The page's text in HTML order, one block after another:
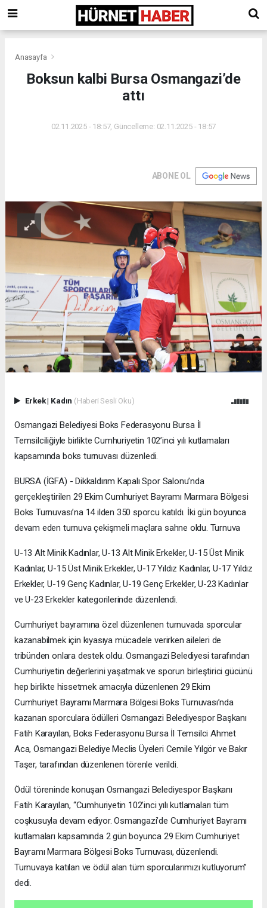
Anasayfa
Boksun kalbi Bursa Osmangazi’de
attı
02.11.2025 - 18:57, Güncelleme: 02.11.2025 - 18:57
ABONE OL
Erkek| Kadın (Haberi Sesli Oku)
Osmangazi Belediyesi Boks Federasyonu Bursa İl
Temsilciliğiyle birlikte Cumhuriyetin 102’inci yılı kutlamaları
kapsamında boks turnuvası düzenledi.
BURSA (İGFA) - Dikkaldırım Kapalı Spor Salonu’nda
gerçekleştirilen 29 Ekim Cumhuriyet Bayramı Marmara Bölgesi
Boks Turnuvası’na 14 ilden 350 sporcu katıldı. İki gün boyunca
devam eden turnuva çekişmeli maçlara sahne oldu. Turnuva
U-13 Alt Minik Kadınlar, U-13 Alt Minik Erkekler, U-15 Üst Minik
Kadınlar, U-15 Üst Minik Erkekler, U-17 Yıldız Kadınlar, U-17 Yıldız
Erkekler, U-19 Genç Kadınlar, U-19 Genç Erkekler, U-23 Kadınlar
ve U-23 Erkekler kategorilerinde düzenlendi.
Cumhuriyet bayramına özel düzenlenen turnuvada sporcular
kazanabilmek için kıyasıya mücadele verirken aileleri de
tribünden onlara destek oldu. Osmangazi Belediyesi tarafından
Cumhuriyetin değerlerini yaşatmak ve sporun birleştirici gücünü
hep birlikte hissetmek amacıyla düzenlenen 29 Ekim
Cumhuriyet Bayramı Marmara Bölgesi Boks Turnuvası’nda
kazanan sporculara ödülleri Osmangazi Belediyespor Başkanı
Fatih Karayılan, Boks Federasyonu Bursa İl Temsilci Ahmet
Aca, Osmangazi Belediye Meclis Üyeleri Cemile Yılgör ve Bakır
Taşer, tarafından düzenlenen törenle verildi.
Ödül töreninde konuşan Osmangazi Belediyespor Başkanı
Fatih Karayılan, “Cumhuriyetin 102’inci yılı kutlamaları tüm
coşkusuyla devam ediyor. Osmangazi’de Cumhuriyet Bayramı
kutlamaları kapsamında 2 gün boyunca 29 Ekim Cumhuriyet
Bayramı Marmara Bölgesi Boks Turnuvası, düzenlendi.
Turnuvaya katılan ve ödül alan tüm sporcularımızı kutluyorum”
dedi.